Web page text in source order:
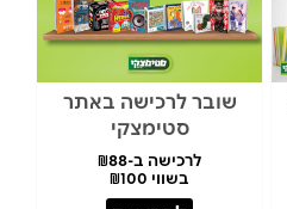
שובר לרכישה באתר
סטימצקי
לרכישה ב-₪88
בשווי ₪100